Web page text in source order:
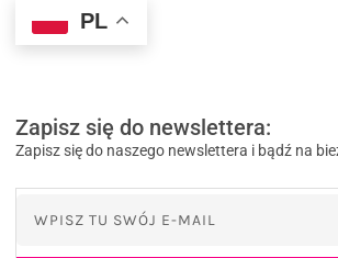
PL
Zapisz się do newslettera:
Zapisz się do naszego newslettera i bądź na